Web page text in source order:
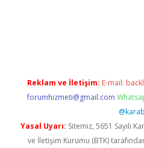
Reklam ve İletişim: E-mail:
forumhizmeti@gmail.com
Yasal Uyarı: Sitemiz, 5651 Sayılı
ve İletişim Kurumu (BTK)